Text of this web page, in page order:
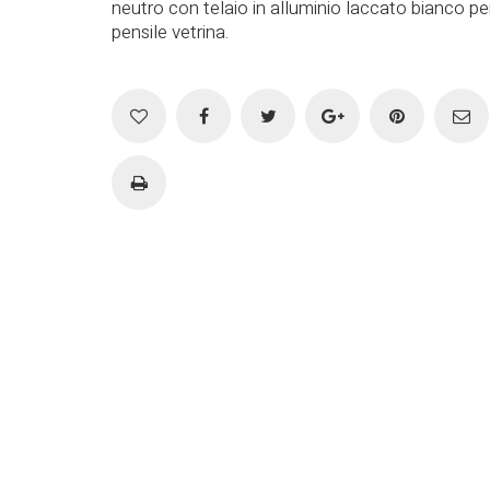
neutro con telaio in alluminio laccato bianco
pensile vetrina.